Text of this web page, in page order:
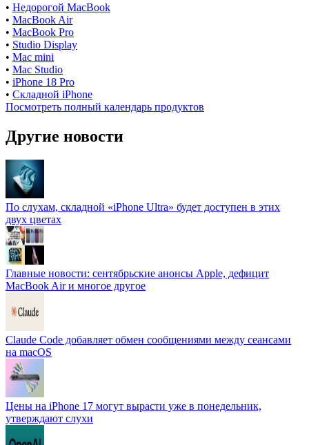
• Недорогой MacBook
• MacBook Air
• MacBook Pro
• Studio Display
• Mac mini
• Mac Studio
• iPhone 18 Pro
• Складной iPhone
Посмотреть полный календарь продуктов
Другие новости
По слухам, складной «iPhone Ultra» будет доступен в этих
двух цветах
Главные новости: сентябрьские анонсы Apple, дефицит
MacBook Air и многое другое
Claude Code добавляет обмен сообщениями между сеансами
на macOS
Цены на iPhone 17 могут вырасти уже в понедельник,
утверждают слухи